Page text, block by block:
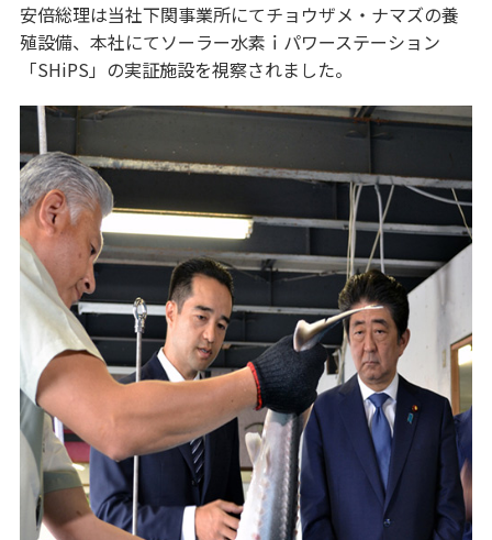
安倍総理は当社下関事業所にてチョウザメ・ナマズの養
殖設備、本社にてソーラー水素ｉパワーステーション
「SHiPS」の実証施設を視察されました。